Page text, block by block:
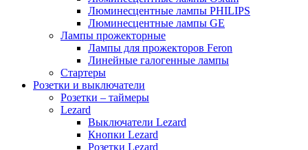
Люминесцентные лампы PHILIPS
Люминесцентные лампы GE
Лампы прожекторные
Лампы для прожекторов Feron
Линейные галогенные лампы
Стартеры
Розетки и выключатели
Розетки – таймеры
Lezard
Выключатели Lezard
Кнопки Lezard
Розетки Lezard